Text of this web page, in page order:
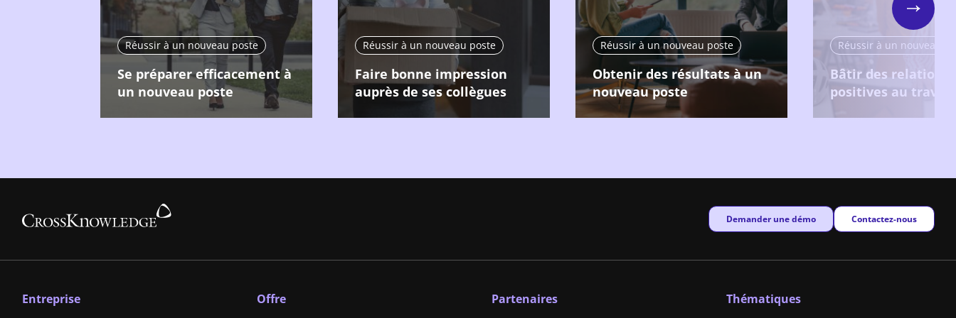
Réussir à un nouveau poste
Se préparer efficacement à
un nouveau poste
Réussir à un nouveau poste
Faire bonne impression
auprès de ses collègues
Réussir à un nouveau poste
Obtenir des résultats à un
nouveau poste
Réussir à un nouveau
Bâtir des relations
positives au travail
Next
New window
Demander une démo New window
Contactez-nous
Entreprise Offre Partenaires Thématiques